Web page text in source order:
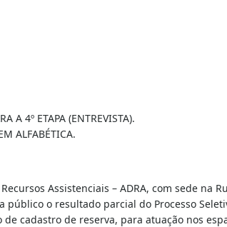
A 4º ETAPA (ENTREVISTA).
ALFABÉTICA.
Assistenciais – ADRA, com sede na
público o resultado parcial do Processo
cadastro de reserva, para atuação nos